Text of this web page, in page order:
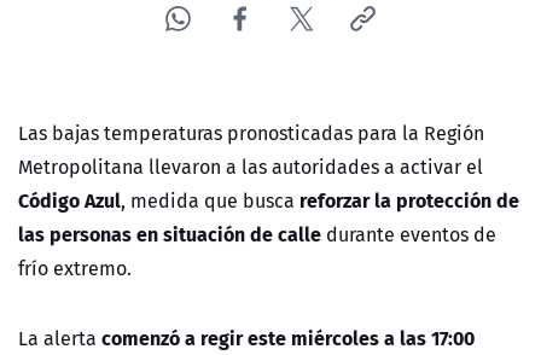
Las bajas temperaturas pronosticadas para la Región
Metropolitana llevaron a las autoridades a activar el
Código Azul, medida que busca reforzar la protección de
las personas en situación de calle durante eventos de
frío extremo.
La alerta comenzó a regir este miércoles a las 17:00